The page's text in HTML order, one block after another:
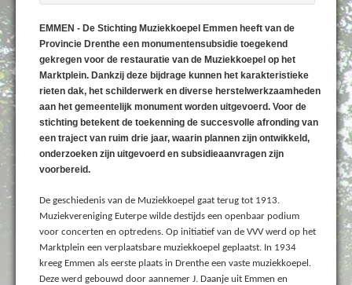
EMMEN - De Stichting Muziekkoepel Emmen heeft van de
Provincie Drenthe een monumentensubsidie toegekend
gekregen voor de restauratie van de Muziekkoepel op het
Marktplein. Dankzij deze bijdrage kunnen het karakteristieke
rieten dak, het schilderwerk en diverse herstelwerkzaamheden
aan het gemeentelijk monument worden uitgevoerd. Voor de
stichting betekent de toekenning de succesvolle afronding van
een traject van ruim drie jaar, waarin plannen zijn ontwikkeld,
onderzoeken zijn uitgevoerd en subsidieaanvragen zijn
voorbereid.
De geschiedenis van de Muziekkoepel gaat terug tot 1913.
Muziekvereniging Euterpe wilde destijds een openbaar podium
voor concerten en optredens. Op initiatief van de VVV werd op het
Marktplein een verplaatsbare muziekkoepel geplaatst. In 1934
kreeg Emmen als eerste plaats in Drenthe een vaste muziekkoepel.
Deze werd gebouwd door aannemer J. Daanje uit Emmen en